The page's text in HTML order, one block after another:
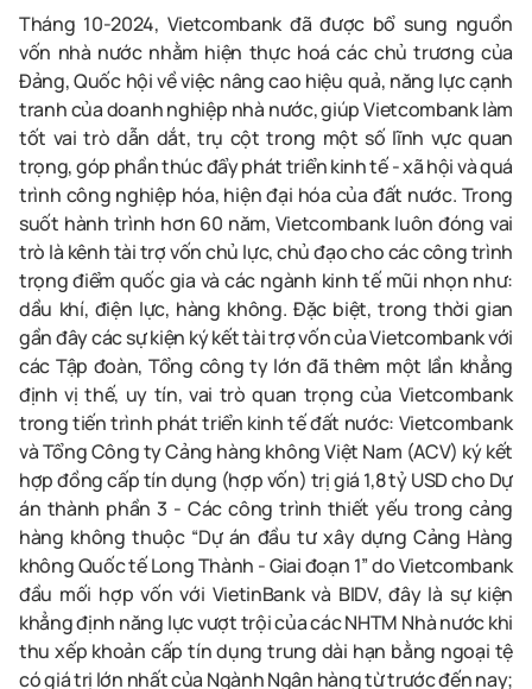
Tháng 10-2024, Vietcombank đã được bổ sung nguồn
vốn nhà nước nhằm hiện thực hoá các chủ trương của
Đảng, Quốc hội về việc nâng cao hiệu quả, năng lực cạnh
tranh của doanh nghiệp nhà nước, giúp Vietcombank làm
tốt vai trò dẫn dắt, trụ cột trong một số lĩnh vực quan
trọng, góp phần thúc đẩy phát triển kinh tế - xã hội và quá
trình công nghiệp hóa, hiện đại hóa của đất nước. Trong
suốt hành trình hơn 60 năm, Vietcombank luôn đóng vai
trò là kênh tài trợ vốn chủ lực, chủ đạo cho các công trình
trọng điểm quốc gia và các ngành kinh tế mũi nhọn như:
dầu khí, điện lực, hàng không. Đặc biệt, trong thời gian
gần đây các sự kiện ký kết tài trợ vốn của Vietcombank với
các Tập đoàn, Tổng công ty lớn đã thêm một lần khẳng
định vị thế, uy tín, vai trò quan trọng của Vietcombank
trong tiến trình phát triển kinh tế đất nước: Vietcombank
và Tổng Công ty Cảng hàng không Việt Nam (ACV) ký kết
hợp đồng cấp tín dụng (hợp vốn) trị giá 1,8 tỷ USD cho Dự
án thành phần 3 - Các công trình thiết yếu trong cảng
hàng không thuộc “Dự án đầu tư xây dựng Cảng Hàng
không Quốc tế Long Thành - Giai đoạn 1” do Vietcombank
đầu mối hợp vốn với VietinBank và BIDV, đây là sự kiện
khẳng định năng lực vượt trội của các NHTM Nhà nước khi
thu xếp khoản cấp tín dụng trung dài hạn bằng ngoại tệ
có giá trị lớn nhất của Ngành Ngân hàng từ trước đến nay;